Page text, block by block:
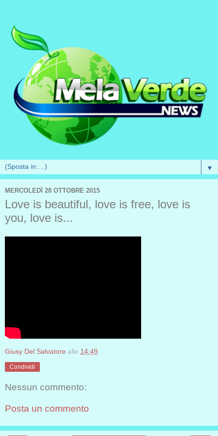
▼
MERCOLEDÌ 28 OTTOBRE 2015
Love is beautiful, love is free, love is
you, love is...
Giusy Del Salvatore alle 14:49
Condividi
Nessun commento:
Posta un commento